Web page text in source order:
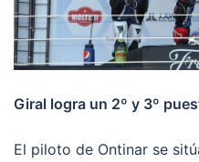
Giral logra un 2º y 3º
El piloto de Ontinar se